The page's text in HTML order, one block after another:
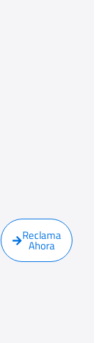
Reclama
Ahora